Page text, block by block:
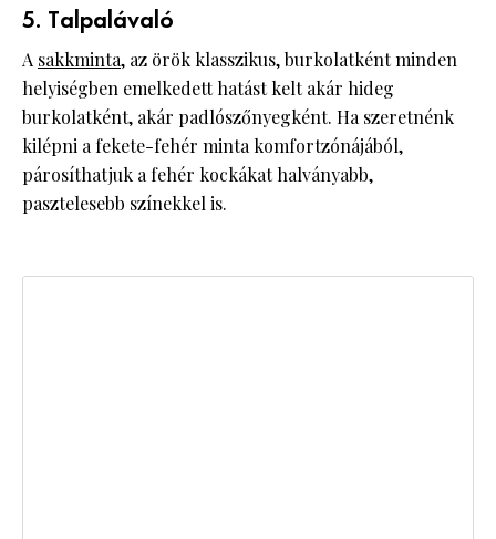
5. Talpalávaló
A sakkminta, az örök klasszikus, burkolatként minden
helyiségben emelkedett hatást kelt akár hideg
burkolatként, akár padlószőnyegként. Ha szeretnénk
kilépni a fekete-fehér minta komfortzónájából,
párosíthatjuk a fehér kockákat halványabb,
pasztelesebb színekkel is.